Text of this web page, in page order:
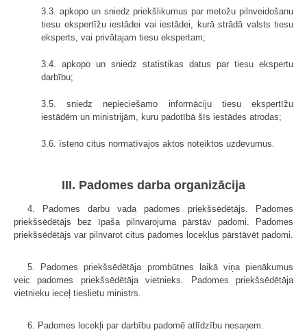
3.3. apkopo un sniedz priekšlikumus par metožu pilnveidošanu
tiesu ekspertīžu iestādei vai iestādei, kurā strādā valsts tiesu
eksperts, vai privātajam tiesu ekspertam;
3.4. apkopo un sniedz statistikas datus par tiesu ekspertu
darbību;
3.5. sniedz nepieciešamo informāciju tiesu ekspertīžu
iestādēm un ministrijām, kuru padotībā šīs iestādes atrodas;
3.6. īsteno citus normatīvajos aktos noteiktos uzdevumus.
III. Padomes darba organizācija
4. Padomes darbu vada padomes priekšsēdētājs. Padomes
priekšsēdētājs bez īpaša pilnvarojuma pārstāv padomi. Padomes
priekšsēdētājs var pilnvarot citus padomes locekļus pārstāvēt padomi.
5. Padomes priekšsēdētāja prombūtnes laikā viņa pienākumus
veic padomes priekšsēdētāja vietnieks. Padomes priekšsēdētāja
vietnieku ieceļ tieslietu ministrs.
6. Padomes locekļi par darbību padomē atlīdzību nesaņem.